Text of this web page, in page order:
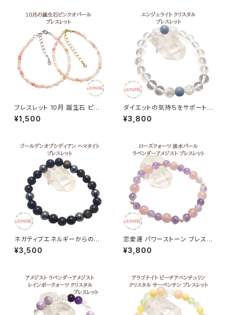
ブレスレット 10月 誕生石 ピン
クオパール 小さな石 パワースト
ーン ブレス 細身 3mm 天然石
れ かわいい 占い師が選んだ開
運ブレス アクセサリー
¥1,500
ダイエットの気持ちをサポートの
お守り エンジェライト パワース
トーン ブレスレット 天然石 天使
誕生日 アクセサリー
¥3,800
ネガティブエネルギーからの防
御 仕事運 パワーストーン ブレ
スレット ゴールデンオブシディア
ル便 送料無料 ギフト アクセサリ
¥3,500
恋愛運 パワーストーン ブレスレ
ット ローズクォーツ ラベンダー
アメジスト 淡水パール 水晶 天
料無料 占い師が選んだ開運ブ
レス ギフト アクセサリー
¥3,800